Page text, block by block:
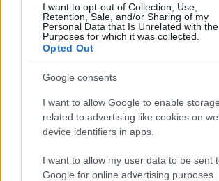
I want to opt-out of Collection, Use,
Retention, Sale, and/or Sharing of my
Personal Data that Is Unrelated with the
Purposes for which it was collected.
Opted Out
Google consents
I want to allow Google to enable storage
related to advertising like cookies on
device identifiers in apps.
I want to allow my user data to be sent
Google for online advertising purposes.
4. akció: A Kodály-módszer
(előkészületben) - Forr a
tengere...